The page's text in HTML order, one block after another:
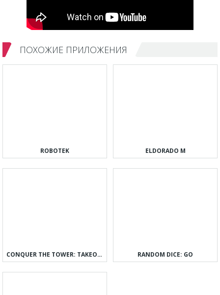
ПОХОЖИЕ ПРИЛОЖЕНИЯ
ROBOTEK ELDORADO M
CONQUER THE TOWER: TAKEOVER RANDOM DICE: GO